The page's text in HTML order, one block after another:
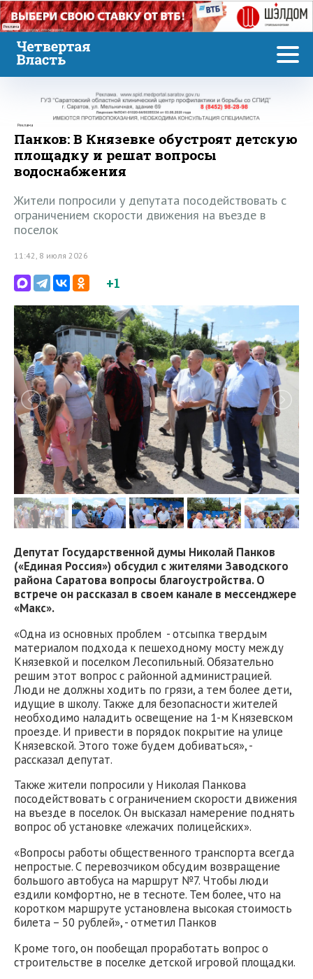
Реклама
Реклама
Панков: В Князевке обустроят детскую
площадку и решат вопросы
водоснабжения
Жители попросили у депутата посодействовать с
ограничением скорости движения на въезде в
поселок
11:42, 8 июля 2026
+1
Депутат Государственной думы Николай Панков
(«Единая Россия») обсудил с жителями Заводского
района Саратова вопросы благоустройства. О
встрече он рассказал в своем канале в мессенджере
«Макс».
«Одна из основных проблем - отсыпка твердым
материалом подхода к пешеходному мосту между
Князевкой и поселком Лесопильный. Обязательно
решим этот вопрос с районной администрацией.
Люди не должны ходить по грязи, а тем более дети,
идущие в школу. Также для безопасности жителей
необходимо наладить освещение на 1-м Князевском
проезде. И привести в порядок покрытие на улице
Князевской. Этого тоже будем добиваться», -
рассказал депутат.
Также жители попросили у Николая Панкова
посодействовать с ограничением скорости движения
на въезде в поселок. Он высказал намерение поднять
вопрос об установке «лежачих полицейских».
«Вопросы работы общественного транспорта всегда
непростые. С перевозчиком обсудим возвращение
большого автобуса на маршрут №7. Чтобы люди
ездили комфортно, не в тесноте. Тем более, что на
коротком маршруте установлена высокая стоимость
билета – 50 рублей», - отметил Панков
Кроме того, он пообещал проработать вопрос о
строительстве в поселке детской игровой площадки.